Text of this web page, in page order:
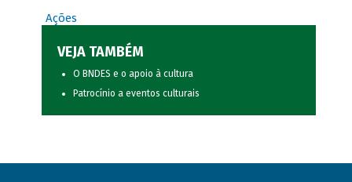
Ações
VEJA TAMBÉM
O BNDES e o apoio à cultura
Patrocínio a eventos culturais